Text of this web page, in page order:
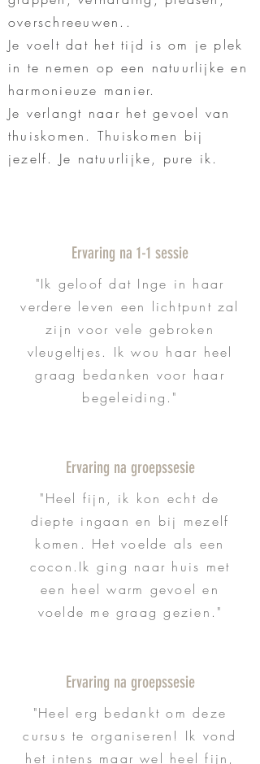
overschreeuwen..
Je voelt dat het tijd is om je plek
in te nemen op een natuurlijke en
harmonieuze manier.
Je verlangt naar het gevoel van
thuiskomen. Thuiskomen bij
jezelf. Je natuurlijke, pure ik.
Ervaring na 1-1 sessie
"Ik geloof dat Inge in haar
verdere leven een lichtpunt zal
zijn voor vele gebroken
vleugeltjes. Ik wou haar heel
graag bedanken voor haar
begeleiding."
Ervaring na groepssesie
"Heel fijn, ik kon echt de
diepte ingaan en bij mezelf
komen. Het voelde als een
cocon.Ik ging naar huis met
een heel warm gevoel en
voelde me graag gezien."
Ervaring na groepssesie
"Heel erg bedankt om deze
cursus te organiseren! Ik vond
het intens maar wel heel fijn,